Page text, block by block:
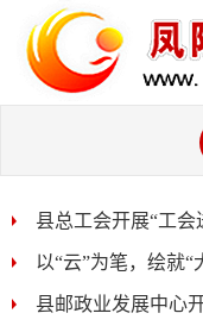
县总工会开展“工
以“云”为笔，绘就“